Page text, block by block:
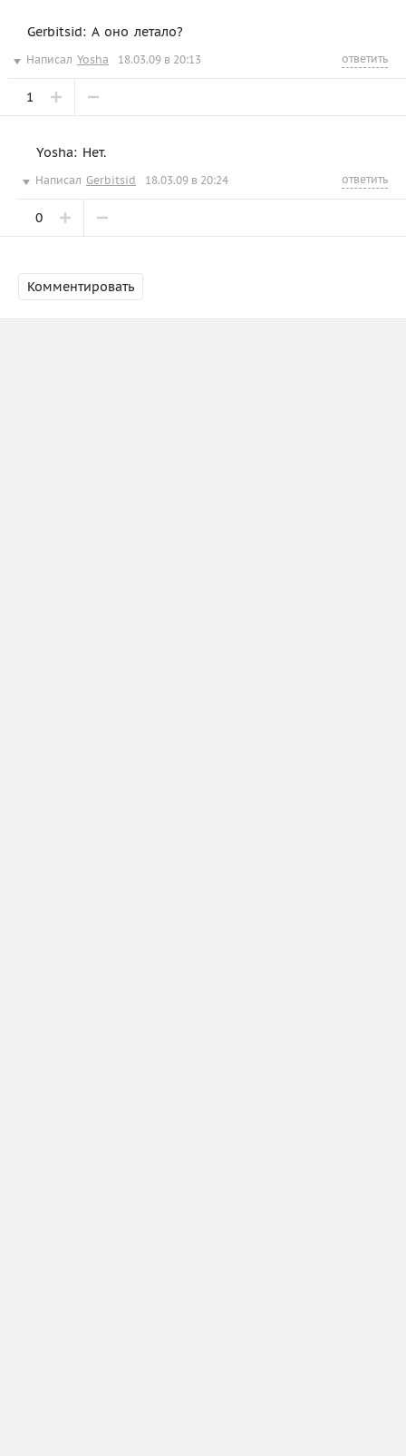
Gerbitsid: А оно летало?
Написал Yosha 18.03.09 в 20:13 ответить
1
Yosha: Нет.
Написал Gerbitsid 18.03.09 в 20:24 ответить
0
Комментировать